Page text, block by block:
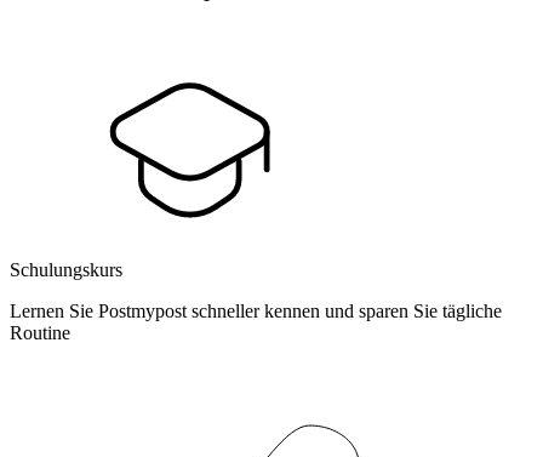
Schulungskurs
Lernen Sie Postmypost schneller kennen und sparen Sie tägliche
Routine